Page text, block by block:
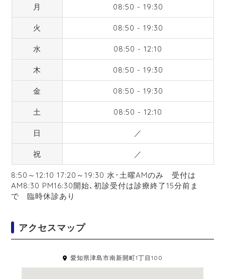
月 08:50 - 19:30
火 08:50 - 19:30
水 08:50 - 12:10
木 08:50 - 19:30
金 08:50 - 19:30
土 08:50 - 12:10
日 ／
祝 ／
8:50～12:10 17:20～19:30 水･土曜AMのみ 受付は
AM8:30 PM16:30開始､初診受付は診療終了15分前ま
で 臨時休診あり
アクセスマップ
愛知県津島市南新開町1丁目100